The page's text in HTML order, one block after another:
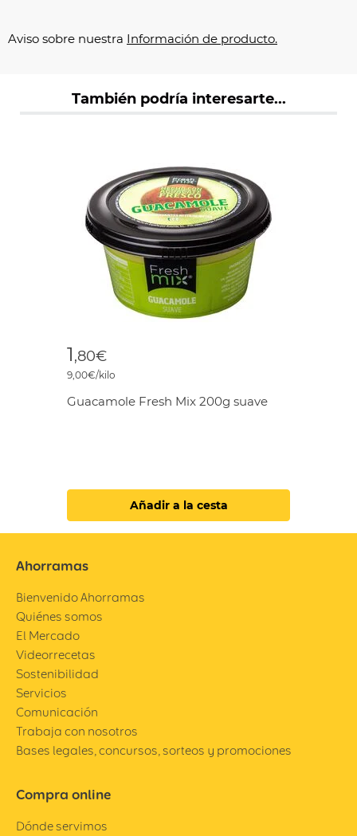
Aviso sobre nuestra Información de producto.
También podría interesarte...
1,80€
9,00€/kilo
Guacamole Fresh Mix 200g suave
Añadir a la cesta
Ahorramas
Bienvenido Ahorramas
Quiénes somos
El Mercado
Videorrecetas
Sostenibilidad
Servicios
Comunicación
Trabaja con nosotros
Bases legales, concursos, sorteos y promociones
Compra online
Dónde servimos